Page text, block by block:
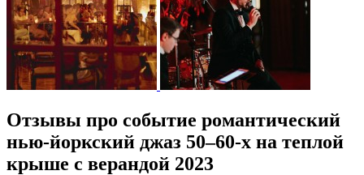
Отзывы про событие романтический
нью-йоркский джаз 50–60-х на теплой
крыше с верандой 2023